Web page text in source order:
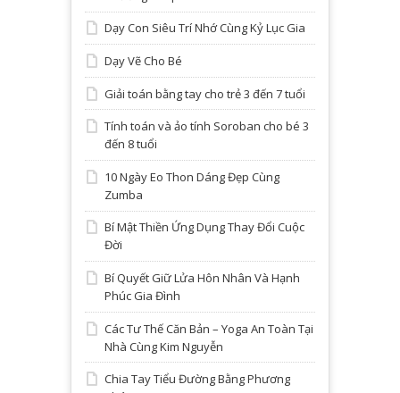
Dạy Con Siêu Trí Nhớ Cùng Kỷ Lục Gia
Dạy Vẽ Cho Bé
Giải toán bằng tay cho trẻ 3 đến 7 tuổi
Tính toán và ảo tính Soroban cho bé 3
đến 8 tuổi
10 Ngày Eo Thon Dáng Đẹp Cùng
Zumba
Bí Mật Thiền Ứng Dụng Thay Đổi Cuộc
Đời
Bí Quyết Giữ Lửa Hôn Nhân Và Hạnh
Phúc Gia Đình
Các Tư Thế Căn Bản – Yoga An Toàn Tại
Nhà Cùng Kim Nguyễn
Chia Tay Tiểu Đường Bằng Phương